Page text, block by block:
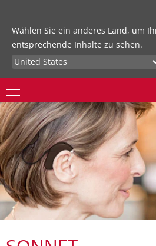
Wählen Sie ein anderes Land, um
entsprechende Inhalte zu sehen.